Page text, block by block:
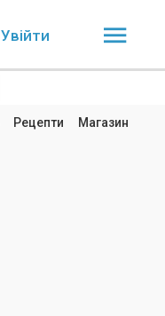
Увійти
Рецепти Магазин